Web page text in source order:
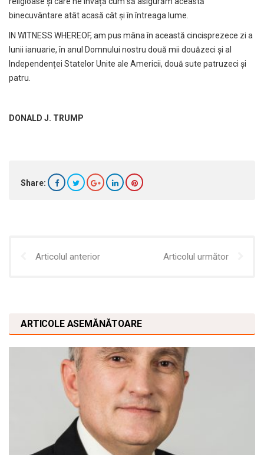
binecuvântare atât acasă cât și în întreaga lume.
IN WITNESS WHEREOF, am pus mâna în această cincisprezece zi a
lunii ianuarie, în anul Domnului nostru două mii douăzeci și al
Independenței Statelor Unite ale Americii, două sute patruzeci și
patru.
DONALD J. TRUMP
Share:
Articolul anterior Articolul următor
ARTICOLE ASEMĂNĂTOARE